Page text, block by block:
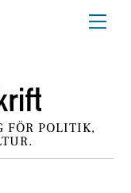
FÖR POLITIK,